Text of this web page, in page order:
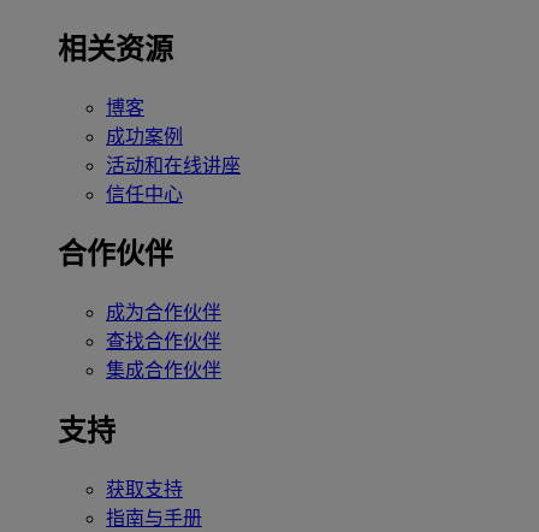
相关资源
博客
成功案例
活动和在线讲座
信任中心
合作伙伴
成为合作伙伴
查找合作伙伴
集成合作伙伴
支持
获取支持
指南与手册